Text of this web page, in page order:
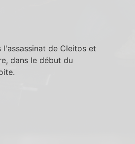
l'assassinat de Cleitos et
dans le début du